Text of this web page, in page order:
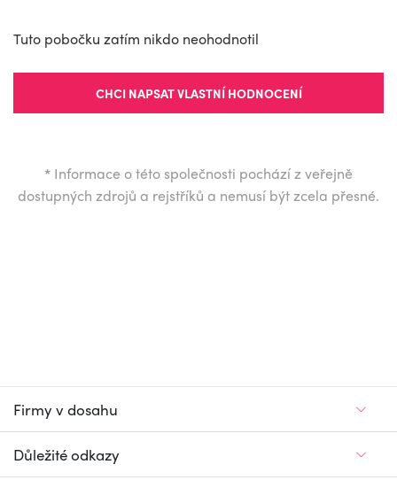
Tuto pobočku zatím nikdo neohodnotil
CHCI NAPSAT VLASTNÍ HODNOCENÍ
* Informace o této společnosti pochází z veřejně
dostupných zdrojů a rejstříků a nemusí být zcela přesné.
Firmy v dosahu
Důležité odkazy